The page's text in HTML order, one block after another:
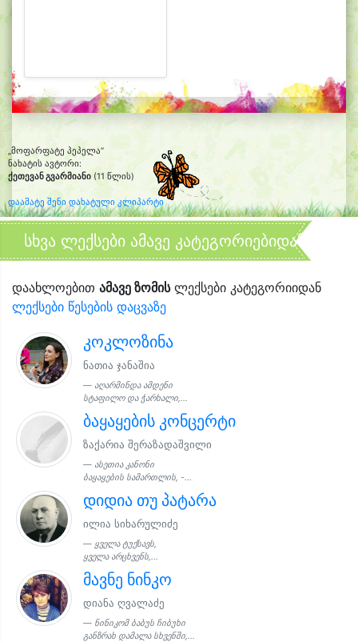
„მოფარფატე პეპელა“
ნახატის ავტორი:
ქეთევან გვარმიანი (11 წლის)
დაამატე შენი დახატული კლიპარტი
სხვა ლექსები ამავე კატეგორიებიდან
დაახლოებით ამავე ზომისლექსები კატეგორიიდან
ლექსები წესების დაცვაზე
კოკლოზინა
ნათია ჯანაშია
აღარმინდა ამდენი
სტაფილო და ჭარხალი,...
ბაყაყების კონცერტი
ზაქარია შერაზადაშვილი
ასეთია კანონი
ბაყაყების სამართლის, -...
დიდია თუ პატარა
ილია სიხარულიძე
ყველა ტუქსავს,
ყველა არცხვენს,...
მავნე ნინკო
დიანა ღვალაძე
ნინიკომ ბაბუს ჩიბუხი
განზრახ დამალა სხვენში,...